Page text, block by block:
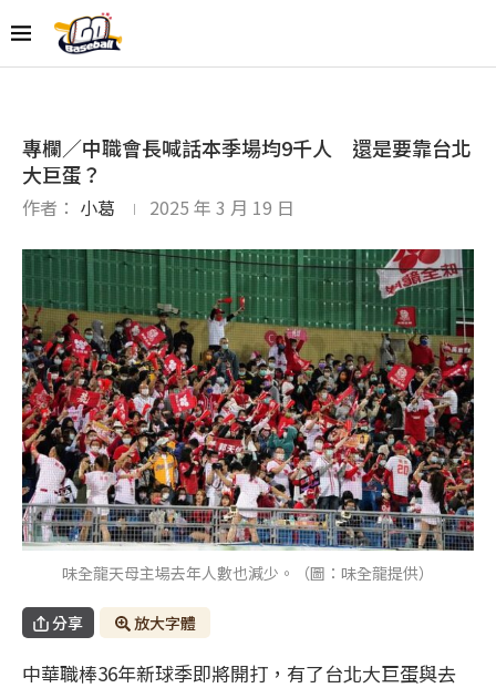
專欄／中職會長喊話本季場均9千人 還是要靠台北
大巨蛋？
作者： 小葛 2025 年 3 月 19 日
味全龍天母主場去年人數也減少。（圖：味全龍提供）
分享 放大字體
中華職棒36年新球季即將開打，有了台北大巨蛋與去